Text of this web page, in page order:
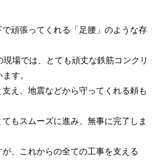
頑張ってくれる「足腰」のような存
場では、とても頑丈な鉄筋コンクリ
す。
え、地震などから守ってくれる頼も
もスムーズに進み、無事に完了しま
、これからの全ての工事を支える